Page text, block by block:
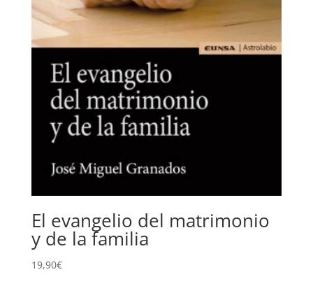
El evangelio del matrimonio
y de la familia
19,90€